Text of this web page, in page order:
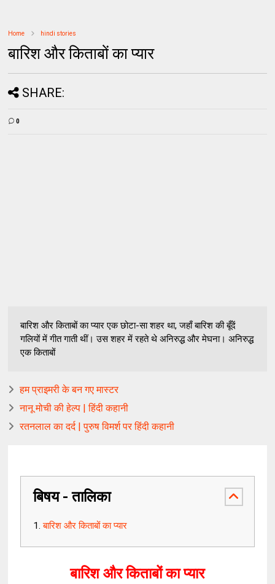
Home hindi stories
बारिश और किताबों का प्यार
SHARE:
0
बारिश और किताबों का प्यार एक छोटा-सा शहर था, जहाँ बारिश की बूँदें
गलियों में गीत गाती थीं। उस शहर में रहते थे अनिरुद्ध और मेघना। अनिरुद्ध
एक किताबों
हम प्राइमरी के बन गए मास्टर
नानू मोची की हेल्प | हिंदी कहानी
रतनलाल का दर्द | पुरुष विमर्श पर हिंदी कहानी
बिषय - तालिका
बारिश और किताबों का प्यार
बारिश और किताबों का प्यार